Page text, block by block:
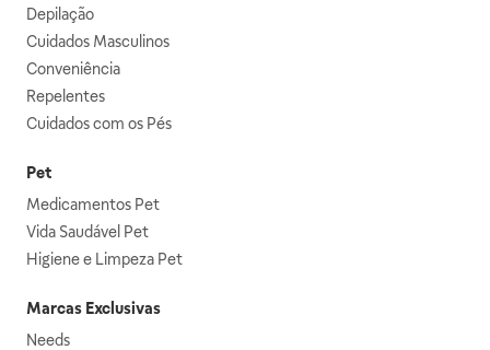
Depilação
Cuidados Masculinos
Conveniência
Repelentes
Cuidados com os Pés
Pet
Medicamentos Pet
Vida Saudável Pet
Higiene e Limpeza Pet
Marcas Exclusivas
Needs